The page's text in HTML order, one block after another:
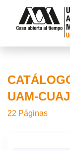
UAM-
22 Páginas